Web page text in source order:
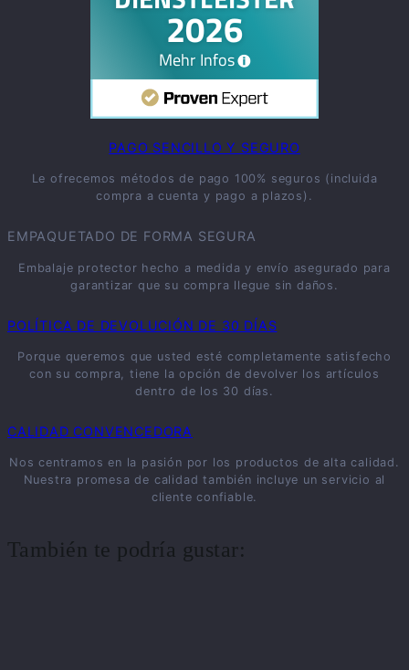
PAGO SENCILLO Y SEGURO
Le ofrecemos métodos de pago 100% seguros (incluida
compra a cuenta y pago a plazos).
EMPAQUETADO DE FORMA SEGURA
Embalaje protector hecho a medida y envío asegurado para
garantizar que su compra llegue sin daños.
POLÍTICA DE DEVOLUCIÓN DE 30 DÍAS
Porque queremos que usted esté completamente satisfecho
con su compra, tiene la opción de devolver los artículos
dentro de los 30 días.
CALIDAD CONVENCEDORA
Nos centramos en la pasión por los productos de alta calidad.
Nuestra promesa de calidad también incluye un servicio al
cliente confiable.
También te podría gustar: